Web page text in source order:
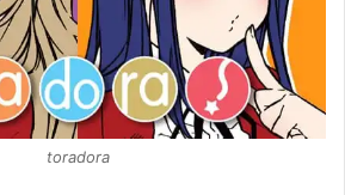
toradora